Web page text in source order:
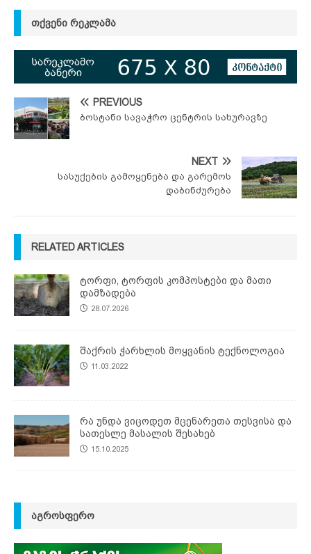
ᲗᲥᲕᲔᲜᲘ ᲠᲔᲙᲚᲐᲛᲐ
PREVIOUS
ბოსტანი სავაჭრო ცენტრის სახურავზე
NEXT
სასუქების გამოყენება და გარემოს
დაბინძურება
RELATED ARTICLES
ტორფი, ტორფის კომპოსტები და მათი
დამზადება
28.07.2026
შაქრის ჭარხლის მოყვანის ტექნოლოგია
11.03.2022
რა უნდა ვიცოდეთ მცენარეთა თესვისა და
სათესლე მასალის შესახებ
15.10.2025
ᲐᲒᲠᲝᲡᲤᲔᲠᲝ